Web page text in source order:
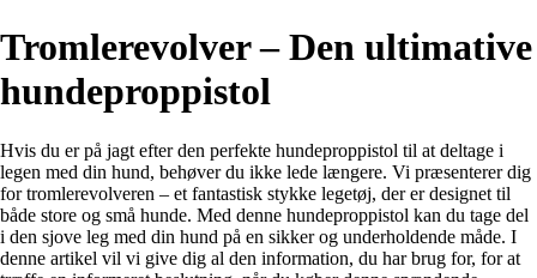
Tromlerevolver – Den ultimative
hundeproppistol
Hvis du er på jagt efter den perfekte hundeproppistol til at deltage i
legen med din hund, behøver du ikke lede længere. Vi præsenterer dig
for tromlerevolveren – et fantastisk stykke legetøj, der er designet til
både store og små hunde. Med denne hundeproppistol kan du tage del
i den sjove leg med din hund på en sikker og underholdende måde. I
denne artikel vil vi give dig al den information, du har brug for, for at